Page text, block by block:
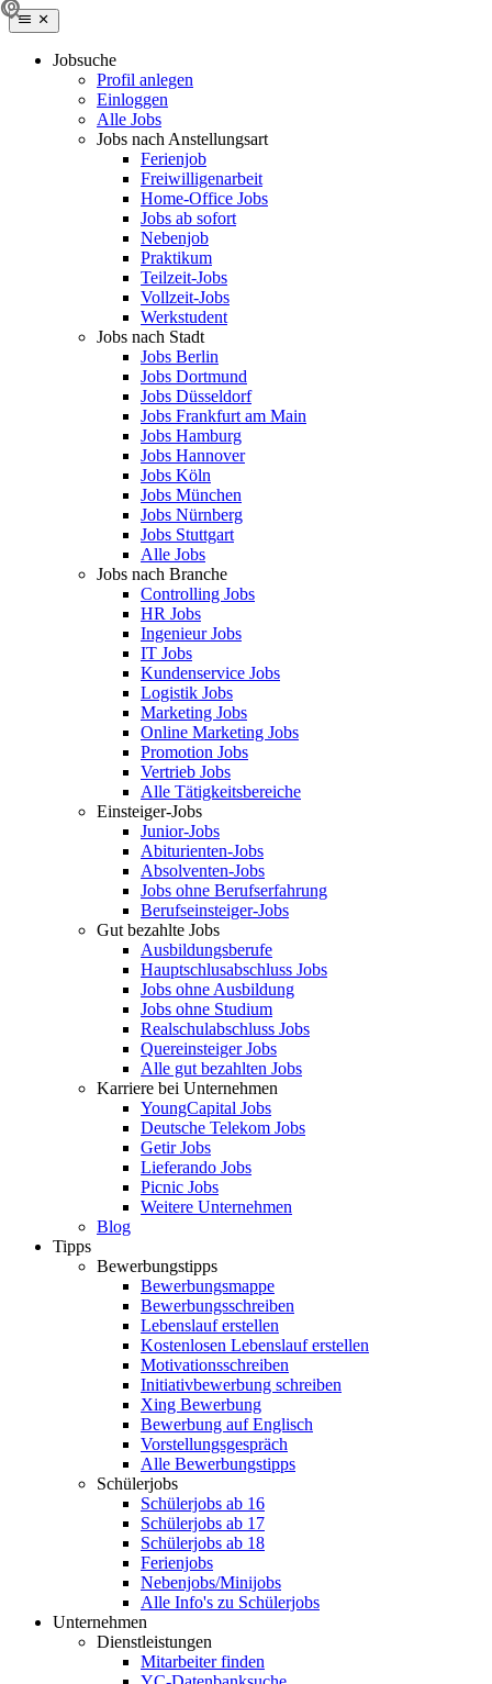
Jobsuche
Profil anlegen
Einloggen
Alle Jobs
Jobs nach Anstellungsart
Ferienjob
Freiwilligenarbeit
Home-Office Jobs
Jobs ab sofort
Nebenjob
Praktikum
Teilzeit-Jobs
Vollzeit-Jobs
Werkstudent
Jobs nach Stadt
Jobs Berlin
Jobs Dortmund
Jobs Düsseldorf
Jobs Frankfurt am Main
Jobs Hamburg
Jobs Hannover
Jobs Köln
Jobs München
Jobs Nürnberg
Jobs Stuttgart
Alle Jobs
Jobs nach Branche
Controlling Jobs
HR Jobs
Ingenieur Jobs
IT Jobs
Kundenservice Jobs
Logistik Jobs
Marketing Jobs
Online Marketing Jobs
Promotion Jobs
Vertrieb Jobs
Alle Tätigkeitsbereiche
Einsteiger-Jobs
Junior-Jobs
Abiturienten-Jobs
Absolventen-Jobs
Jobs ohne Berufserfahrung
Berufseinsteiger-Jobs
Gut bezahlte Jobs
Ausbildungsberufe
Hauptschlusabschluss Jobs
Jobs ohne Ausbildung
Jobs ohne Studium
Realschulabschluss Jobs
Quereinsteiger Jobs
Alle gut bezahlten Jobs
Karriere bei Unternehmen
YoungCapital Jobs
Deutsche Telekom Jobs
Getir Jobs
Lieferando Jobs
Picnic Jobs
Weitere Unternehmen
Blog
Tipps
Bewerbungstipps
Bewerbungsmappe
Bewerbungsschreiben
Lebenslauf erstellen
Kostenlosen Lebenslauf erstellen
Motivationsschreiben
Initiativbewerbung schreiben
Xing Bewerbung
Bewerbung auf Englisch
Vorstellungsgespräch
Alle Bewerbungstipps
Schülerjobs
Schülerjobs ab 16
Schülerjobs ab 17
Schülerjobs ab 18
Ferienjobs
Nebenjobs/Minijobs
Alle Info's zu Schülerjobs
Unternehmen
Dienstleistungen
Mitarbeiter finden